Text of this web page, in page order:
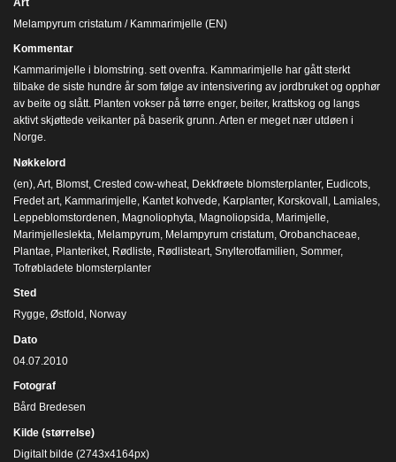
Melampyrum cristatum / Kammarimjelle (EN)
Kommentar
Kammarimjelle i blomstring. sett ovenfra. Kammarimjelle har gått sterkt
tilbake de siste hundre år som følge av intensivering av jordbruket og opphør
av beite og slått. Planten vokser på tørre enger, beiter, krattskog og langs
aktivt skjøttede veikanter på baserik grunn. Arten er meget nær utdøen i
Norge.
Nøkkelord
(en) Art Blomst Crested cow-wheat Dekkfrøete blomsterplanter, Eudicots
Fredet art Kammarimjelle Kantet kohvede Karplanter, Korskovall Lamiales
Leppeblomstordenen Magnoliophyta Magnoliopsida Marimjelle
Marimjelleslekta Melampyrum Melampyrum cristatum Orobanchaceae
Plantae Planteriket Rødliste Rødlisteart Snylterotfamilien Sommer,
Tofrøbladete blomsterplanter
Sted
Rygge, Østfold, Norway
Dato
04.07.2010
Fotograf
Bård Bredesen
Kilde (størrelse)
Digitalt bilde (2743x4164px)